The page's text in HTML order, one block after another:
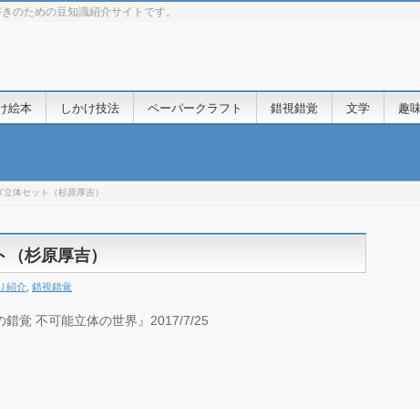
のための豆知識紹介サイトです。
絵本 しかけ技法 ペーパークラフト 錯視錯覚 文学 趣
体セット（杉原厚吉）
杉原厚吉）
紹介 錯視錯覚
錯覚 不可能立体の世界』2017/7/25